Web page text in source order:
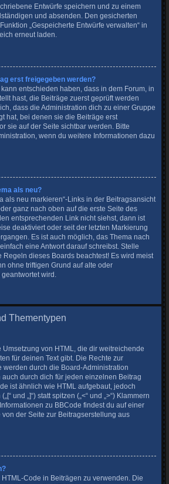
Entwürfe speichern und zu einem
und absenden. Den gesicherten
„Gespeicherte Entwürfe verwalten“ in
erneut laden.
erst freigegeben werden?
entschieden haben, dass in dem Forum, in
hast, die Beiträge zuerst geprüft werden
dass die Administration dich zu einer Gruppe
hat, bei denen sie die Beiträge erst
sie auf der Seite sichtbar werden. Bitte
wenn du weitere Informationen dazu
als neu?
als neu markieren“-Links in der Beitragsansicht
ganz nach oben auf die erste Seite des
entsprechenden Link nicht siehst, dann ist
deaktiviert oder seit der letzten Markierung
Es ist auch möglich, das Thema nach
eine Antwort darauf schreibst. Stelle
Regeln dieses Boards beachtest! Es wird meist
ohne triftigen Grund auf alte oder
wird.
Thementypen
von HTML, die dir weitreichende
für deinen Text gibt. Die Rechte zur
werden durch die Board-Administration
durch dich für jeden einzelnen Beitrag
ist ähnlich wie HTML aufgebaut, jedoch
und „]“) statt spitzen („<“ und „>“) Klammern
zu BBCode findest du auf einer
der Seite zur Beitragserstellung aus
Code in Beiträgen zu verwenden. Die